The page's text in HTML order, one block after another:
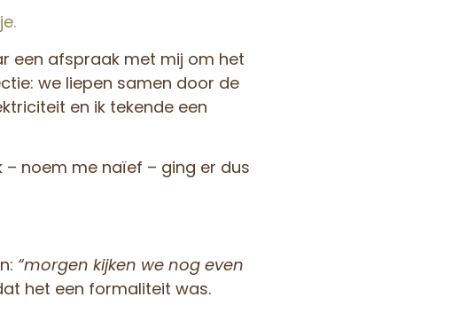
een afspraak met mij om het
we liepen samen door de
en ik tekende een
– noem me naïef – ging er dus
“morgen kijken we nog even
het een formaliteit was.